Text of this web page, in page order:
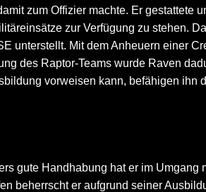
zum Offizier machte. Er
zur Verfügung zu stehen.
unterstellt. Mit dem Anheuern einer
des Raptor-Teams wurde Raven
vorweisen kann, befähigen ihn
gute Handhabung hat er im
beherrscht er aufgrund seiner